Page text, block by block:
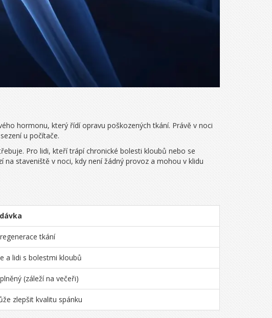
hormonu, který řídí opravu poškozených tkání. Právě v noci
u počítače.
Pro lidi, kteří trápí chronické bolesti kloubů nebo se
staveniště v noci, kdy není žádný provoz a mohou v klidu
tkání
a lidi s bolestmi kloubů
(záleží na večeři)
zlepšit kvalitu spánku